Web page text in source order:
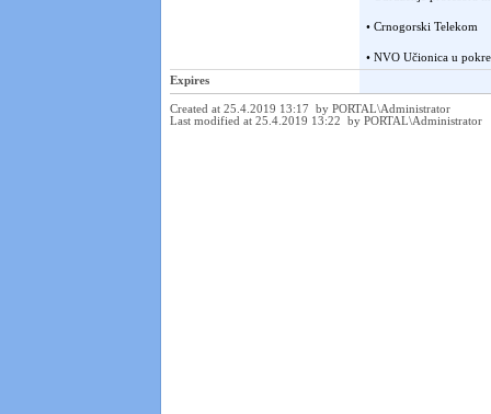
• Crnogorski Telekom
• NVO Učionica u
Expires
Created at 25.4.2019 13:17 by PORTAL\Administrator
Last modified at 25.4.2019 13:22 by PORTAL\Administrator